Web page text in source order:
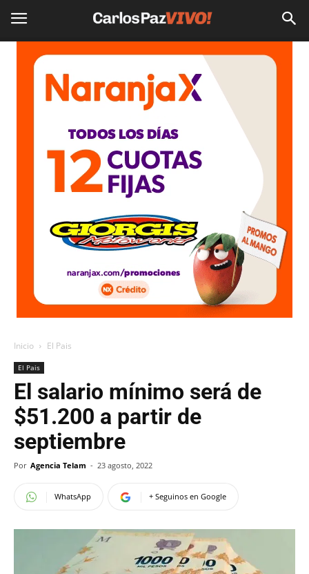
Inicio El Pais
El Pais
El salario mínimo será de
$51.200 a partir de
septiembre
Por Agencia Telam - 23 agosto, 2022
WhatsApp + Seguinos en Google